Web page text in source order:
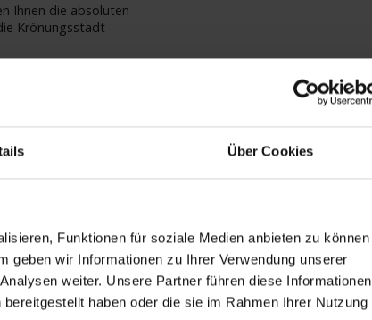
Über Cookies
Funktionen für soziale Medien anbieten zu können
geben wir Informationen zu Ihrer Verwendung unserer
weiter. Unsere Partner führen diese Informationen
haben oder die sie im Rahmen Ihrer Nutzung
Ihnen die absoluten
Krönungsstadt
weitere Termine Mobilität